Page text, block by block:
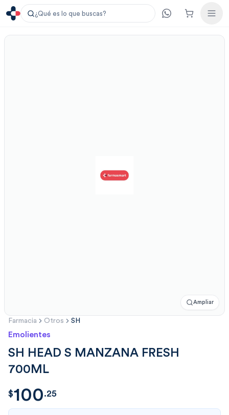
¿Qué es lo que buscas?
Ampliar
Farmacia Otros SH
Emolientes
SH HEAD S MANZANA FRESH
700ML
$100.257143
$100.25